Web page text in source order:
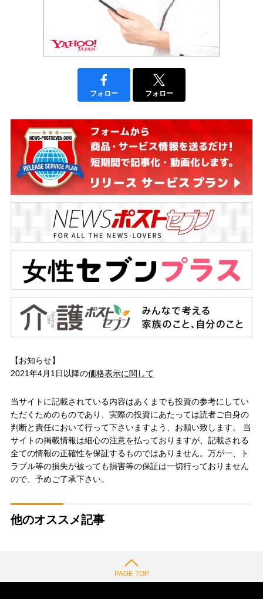
フォロー フォロー
【お知らせ】
2021年4月1日以降の価格表示に関して
当サイトに記載されている内容はあくまでも投資の参考にしてい
ただくためのものであり、実際の投資にあたっては読者ご自身の
判断と責任において行って下さいますよう、お願い致します。 当
サイトの掲載情報は細心の注意を払っておりますが、記載される
全ての情報の正確性を保証するものではありません。万が一、ト
ラブル等の損失が被っても損害等の保証は一切行っておりません
ので、予めご了承下さい。
他のオススメ記事
PAGE TOP